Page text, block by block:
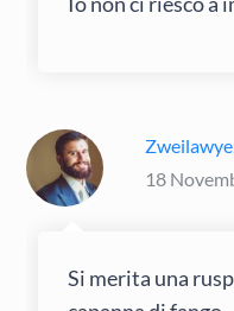
18
Si merita una